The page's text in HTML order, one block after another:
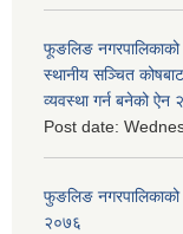
फूङलिङ नगरपालिकाको
स्थानीय सञ्चित
व्यवस्था गर्न बनेको ऐन
Post date:
फुङलिङ नगरपालिकाको
२०७६